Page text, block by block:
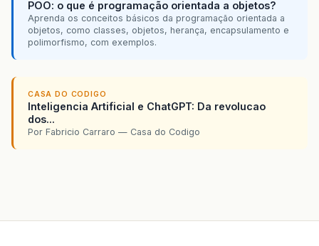
POO: o que é programação orientada a objetos?
Aprenda os conceitos básicos da programação orientada a
objetos, como classes, objetos, herança, encapsulamento e
polimorfismo, com exemplos.
CASA DO CODIGO
Inteligencia Artificial e ChatGPT: Da revolucao
dos...
Por Fabricio Carraro — Casa do Codigo